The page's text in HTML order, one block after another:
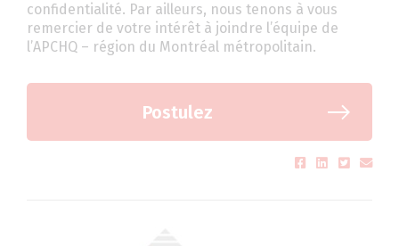
confidentialité. Par ailleurs, nous tenons à vous
remercier de votre intérêt à joindre l’équipe de
l’APCHQ – région du Montréal métropolitain.
Postulez